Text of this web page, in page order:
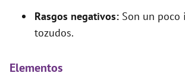
Rasgos negativos: Son un poco
tozudos.
Elementos